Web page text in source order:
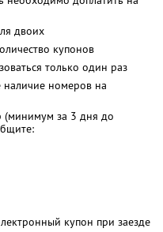
двоих
купонов
только один раз
наличие номеров на
(минимум за 3 дня до
купон при заезде